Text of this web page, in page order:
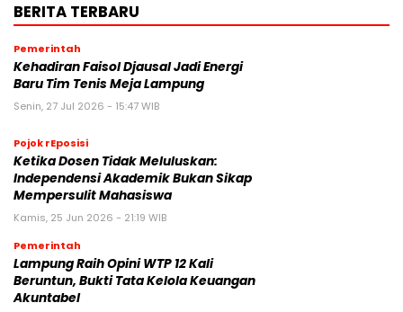
BERITA TERBARU
Pemerintah
Kehadiran Faisol Djausal Jadi Energi
Baru Tim Tenis Meja Lampung
Senin, 27 Jul 2026 - 15:47 WIB
Pojok rEposisi
Ketika Dosen Tidak Meluluskan:
Independensi Akademik Bukan Sikap
Mempersulit Mahasiswa
Kamis, 25 Jun 2026 - 21:19 WIB
Pemerintah
Lampung Raih Opini WTP 12 Kali
Beruntun, Bukti Tata Kelola Keuangan
Akuntabel